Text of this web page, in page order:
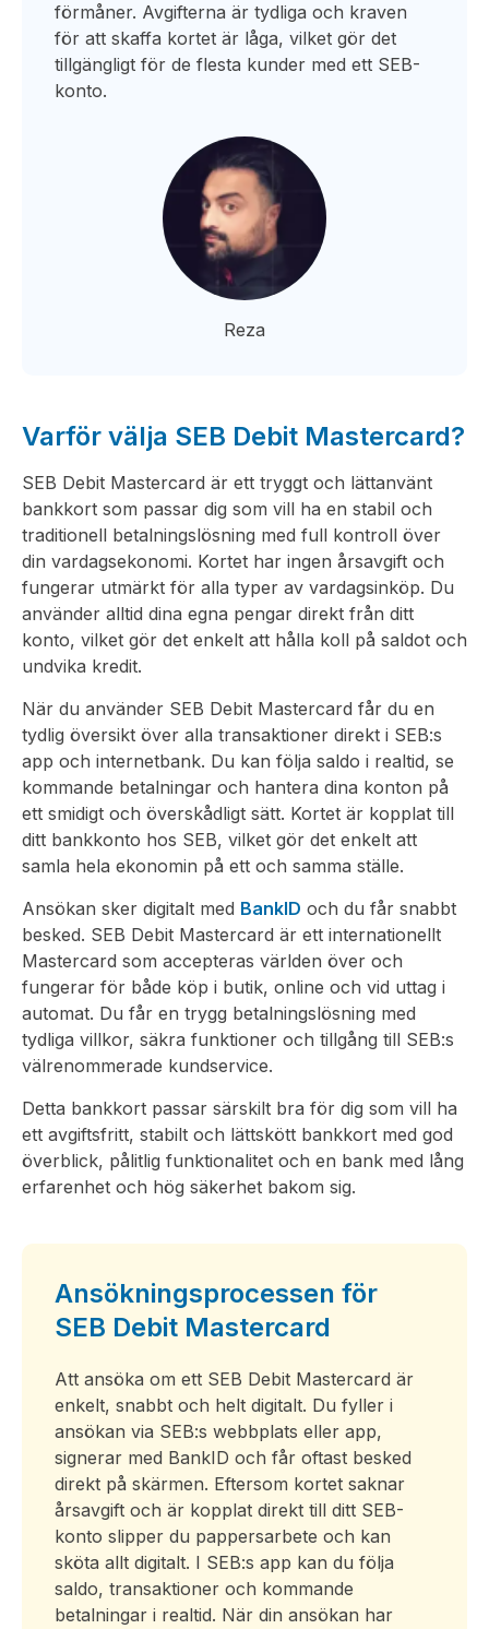
förmåner. Avgifterna är tydliga och kraven
för att skaffa kortet är låga, vilket gör det
tillgängligt för de flesta kunder med ett SEB-
konto.
Reza
Varför välja SEB Debit Mastercard?
SEB Debit Mastercard är ett tryggt och lättanvänt
bankkort som passar dig som vill ha en stabil och
traditionell betalningslösning med full kontroll över
din vardagsekonomi. Kortet har ingen årsavgift och
fungerar utmärkt för alla typer av vardagsinköp. Du
använder alltid dina egna pengar direkt från ditt
konto, vilket gör det enkelt att hålla koll på saldot och
undvika kredit.
När du använder SEB Debit Mastercard får du en
tydlig översikt över alla transaktioner direkt i SEB:s
app och internetbank. Du kan följa saldo i realtid, se
kommande betalningar och hantera dina konton på
ett smidigt och överskådligt sätt. Kortet är kopplat till
ditt bankkonto hos SEB, vilket gör det enkelt att
samla hela ekonomin på ett och samma ställe.
Ansökan sker digitalt med BankID och du får snabbt
besked. SEB Debit Mastercard är ett internationellt
Mastercard som accepteras världen över och
fungerar för både köp i butik, online och vid uttag i
automat. Du får en trygg betalningslösning med
tydliga villkor, säkra funktioner och tillgång till SEB:s
välrenommerade kundservice.
Detta bankkort passar särskilt bra för dig som vill ha
ett avgiftsfritt, stabilt och lättskött bankkort med god
överblick, pålitlig funktionalitet och en bank med lång
erfarenhet och hög säkerhet bakom sig.
Ansökningsprocessen för
SEB Debit Mastercard
Att ansöka om ett SEB Debit Mastercard är
enkelt, snabbt och helt digitalt. Du fyller i
ansökan via SEB:s webbplats eller app,
signerar med BankID och får oftast besked
direkt på skärmen. Eftersom kortet saknar
årsavgift och är kopplat direkt till ditt SEB-
konto slipper du pappersarbete och kan
sköta allt digitalt. I SEB:s app kan du följa
saldo, transaktioner och kommande
betalningar i realtid. När din ansökan har